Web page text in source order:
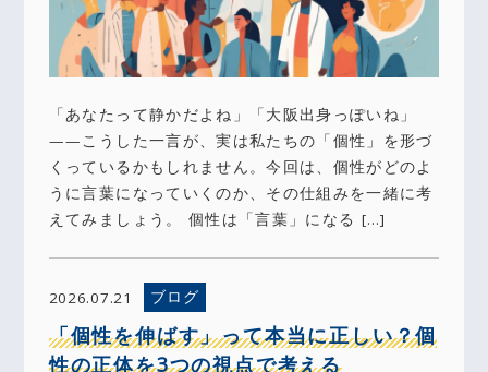
「あなたって静かだよね」「大阪出身っぽいね」
——こうした一言が、実は私たちの「個性」を形づ
くっているかもしれません。今回は、個性がどのよ
うに言葉になっていくのか、その仕組みを一緒に考
えてみましょう。 個性は「言葉」になる […]
2026.07.21 ブログ
「個性を伸ばす」って本当に正しい？個
性の正体を3つの視点で考える